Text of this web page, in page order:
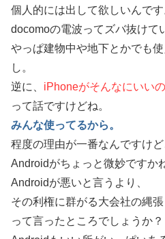
個人的には出して欲しいんです
docomoの電波ってズバ抜けて
やっぱ建物中や地下とかでも
し。
逆に、 iPhoneがそんなにいい
って話ですけどね。
みんな使ってるから。
程度の理由が一番なんですけど
Androidがちょっと微妙ですか
Androidが悪いと言うより、
その利権に群がる大会社の縄張
って言ったところでしょうか？